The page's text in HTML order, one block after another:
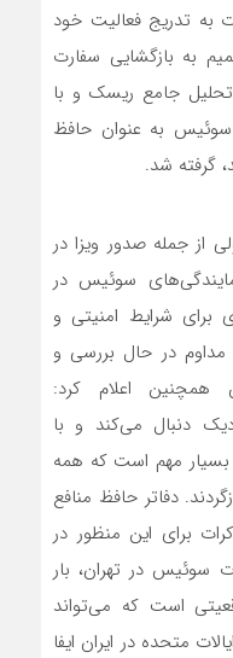
به تدریج فعالیت خود
به بازگشایی سفارت
جامع ریسک و با
به عنوان حافظ
گرفته شد.
از جمله صدور ویزا در
سوئیس در
برای شرایط امنیتی و
مداوم در حال بررسی و
اعلام کرد:
دنبال می‌کند و با
مهم است که همه
دفاتر حافظ منافع
برای این منظور در
سوئیس در تهران، بار
است که می‌تواند
متحده در ایران ایفا